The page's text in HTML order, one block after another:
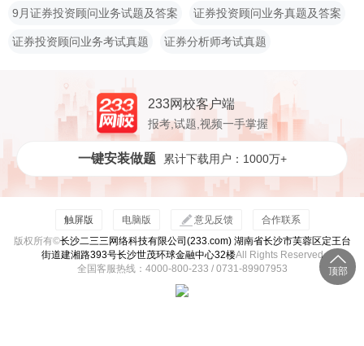
9月证券投资顾问业务试题及答案 证券投资顾问业务真题及答案
证券投资顾问业务考试真题 证券分析师考试真题
233网校客户端
报考,试题,视频一手掌握
一键安装做题 累计下载用户：1000万+
触屏版 电脑版 意见反馈
合作联系
版权所有©长沙二三三网络科技有限公司(233.com) 湖南省长沙市芙蓉区定王台
街道建湘路393号长沙世茂环球金融中心32楼All Rights Reserved
全国客服热线：4000-800-233 / 0731-89907953
顶部